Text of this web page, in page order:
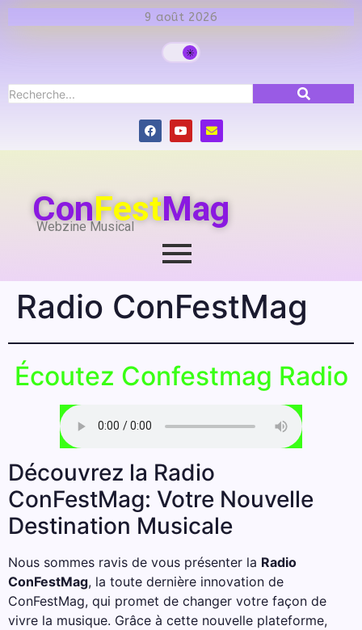
9 août 2026
ConFestMag
Webzine Musical
Radio ConFestMag
Écoutez Confestmag Radio
Découvrez la Radio
ConFestMag: Votre Nouvelle
Destination Musicale
Nous sommes ravis de vous présenter la Radio
ConFestMag, la toute dernière innovation de
ConFestMag, qui promet de changer votre façon de
vivre la musique. Grâce à cette nouvelle plateforme,